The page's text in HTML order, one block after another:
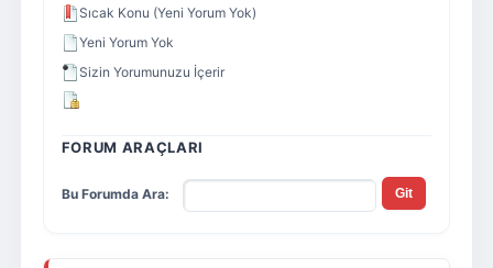
Sıcak Konu (Yeni Yorum Yok)
Yeni Yorum Yok
Sizin Yorumunuzu İçerir
FORUM ARAÇLARI
Bu Forumda Ara: